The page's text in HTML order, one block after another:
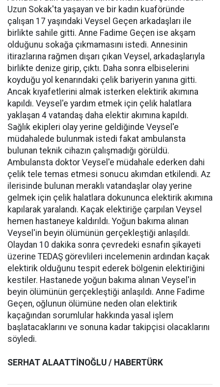
Uzun Sokak'ta yaşayan ve bir kadın kuaföründe
çalışan 17 yaşındaki Veysel Geçen arkadaşları ile
birlikte sahile gitti. Anne Fadime Geçen ise akşam
olduğunu sokağa çıkmamasını istedi. Annesinin
itirazlarına rağmen dışarı çıkan Veysel, arkadaşlarıyla
birlikte denize girip, çıktı. Daha sonra elbiselerini
koyduğu yol kenarındaki çelik bariyerin yanına gitti.
Ancak kıyafetlerini almak isterken elektirik akımına
kapıldı. Veysel'e yardım etmek için çelik halatlara
yaklaşan 4 vatandaş daha elektir akımına kapıldı.
Sağlık ekipleri olay yerine geldiğinde Veysel'e
müdahalede bulunmak istedi fakat ambulansta
bulunan teknik cihazın çalışmadığı görüldü.
Ambulansta doktor Veysel'e müdahale ederken dahi
çelik tele temas etmesi sonucu akımdan etkilendi. Az
ilerisinde bulunan meraklı vatandaşlar olay yerine
gelmek için çelik halatlara dokununca elektirik akımına
kapılarak yaralandı. Kaçak elektiriğe çarpılan Veysel
hemen hastaneye kaldırıldı. Yoğun bakıma alınan
Veysel'in beyin ölümünün gerçekleştiği anlaşıldı.
Olaydan 10 dakika sonra çevredeki esnafın şikayeti
üzerine TEDAŞ görevlileri incelemenin ardından kaçak
elektirik olduğunu tespit ederek bölgenin elektiriğini
kestiler. Hastanede yoğun bakıma alınan Veysel'in
beyin ölümünün gerçekleştiği anlaşıldı. Anne Fadime
Geçen, oğlunun ölümüne neden olan elektirik
kaçağından sorumlular hakkında yasal işlem
başlatacaklarını ve sonuna kadar takipçisi olacaklarını
söyledi.
SERHAT ALAATTİNOĞLU / HABERTÜRK